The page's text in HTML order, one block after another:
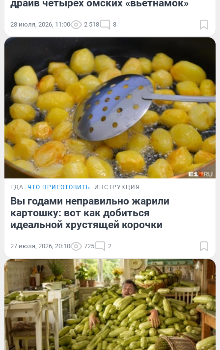
драйв четырех омских «вьетнамок»
28 июля, 2026, 11:00 2 518 8
ЕДА ЧТО ПРИГОТОВИТЬ ИНСТРУКЦИЯ
Вы годами неправильно жарили
картошку: вот как добиться
идеальной хрустящей корочки
27 июля, 2026, 20:10 725 2